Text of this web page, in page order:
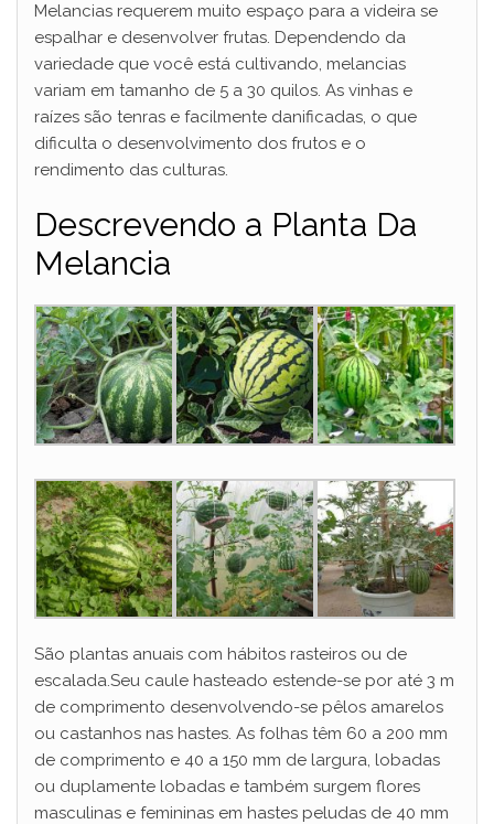
y
V
d
e
o
Melancias requerem muito espaço para a videira se
espalhar e desenvolver frutas. Dependendo da
variedade que você está cultivando, melancias
variam em tamanho de 5 a 30 quilos. As vinhas e
raízes são tenras e facilmente danificadas, o que
dificulta o desenvolvimento dos frutos e o
rendimento das culturas.
Descrevendo a Planta Da
Melancia
São plantas anuais com hábitos rasteiros ou de
escalada.Seu caule hasteado estende-se por até 3 m
de comprimento desenvolvendo-se pêlos amarelos
ou castanhos nas hastes. As folhas têm 60 a 200 mm
de comprimento e 40 a 150 mm de largura, lobadas
ou duplamente lobadas e também surgem flores
masculinas e femininas em hastes peludas de 40 mm